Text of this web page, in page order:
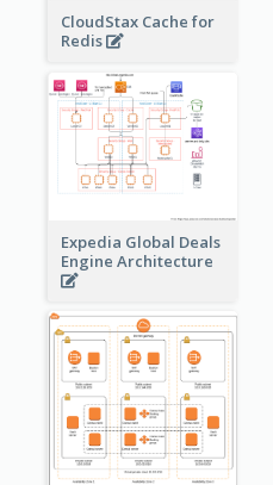
CloudStax Cache for
Redis
Expedia Global Deals
Engine Architecture